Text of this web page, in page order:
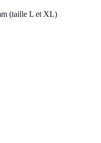
(taille L et XL)